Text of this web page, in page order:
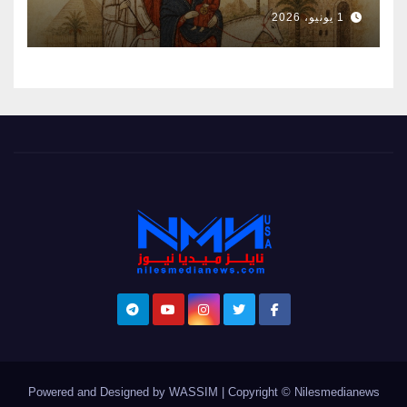
1 يونيو، 2026
Powered and Designed by WASSIM | Copyright © Nilesmedianews